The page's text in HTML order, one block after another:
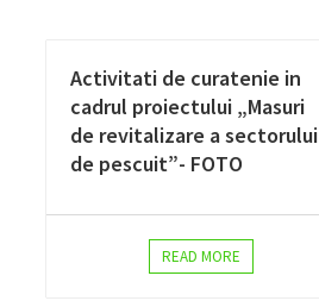
Activitati de curatenie in
cadrul proiectului „Masuri
de revitalizare a sectorului
de pescuit”- FOTO
READ MORE